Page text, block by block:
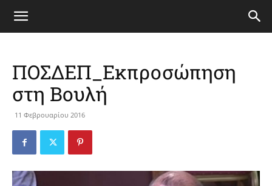
ΠΟΣΔΕΠ_Εκπροσώπηση
στη Βουλή
11 Φεβρουαρίου 2016